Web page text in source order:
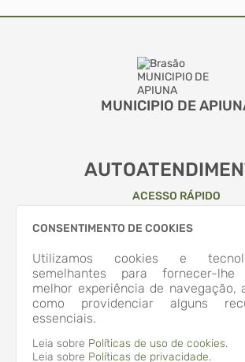
CONSENTIMENTO DE COOKIES
Utilizamos cookies e
semelhantes para fornecer-lhe
melhor experiência de navegação,
como providenciar alguns
essenciais.
Leia sobre Políticas de uso de cookies.
Leia sobre Políticas de privacidade.
MUNICIPIO DE
ACESSO RÁPIDO
Cidadão
LOCALIZAÇÃO
RUA QUINTINO BOCAIUVA, Nº 204,
Apiúna/
CEP: 89.135-000
CONTATOS
(47) 3353-2500